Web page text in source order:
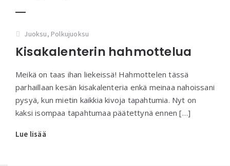
Juoksu, Polkujuoksu
Kisakalenterin hahmottelua
Meikä on taas ihan liekeissä! Hahmottelen tässä
parhaillaan kesän kisakalenteria enkä meinaa nahoissani
pysyä, kun mietin kaikkia kivoja tapahtumia. Nyt on
kaksi isompaa tapahtumaa päätettynä ennen […]
Lue lisää